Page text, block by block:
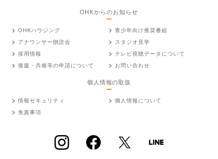
OHKからのお知らせ
OHKハウジング
青少年向け推奨番組
アナウンサー朗読会
スタジオ見学
採用情報
テレビ視聴データについて
後援・共催等の申請について
お問い合わせ
個人情報の取扱
情報セキュリティ
個人情報について
免責事項